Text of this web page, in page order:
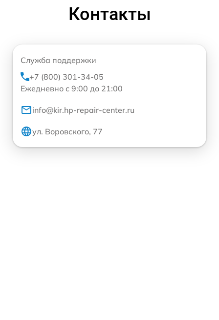
Контакты
Служба поддержки
+7 (800) 301-34-05
Ежедневно с 9:00 до 21:00
info@kir.hp-repair-center.ru
ул. Воровского, 77